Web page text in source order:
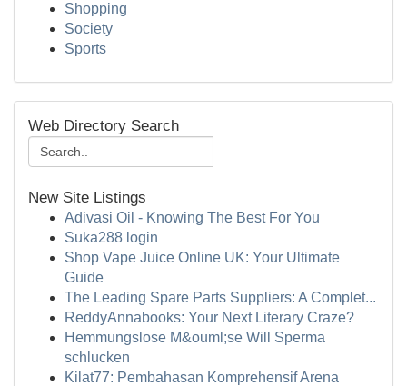
Shopping
Society
Sports
Web Directory Search
New Site Listings
Adivasi Oil - Knowing The Best For You
Suka288 login
Shop Vape Juice Online UK: Your Ultimate
Guide
The Leading Spare Parts Suppliers: A Complet...
ReddyAnnabooks: Your Next Literary Craze?
Hemmungslose M&ouml;se Will Sperma
schlucken
Kilat77: Pembahasan Komprehensif Arena